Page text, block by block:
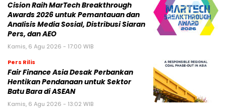
Cision Raih MarTech Breakthrough
Awards 2026 untuk Pemantauan dan
Analisis Media Sosial, Distribusi Siaran
Pers, dan AEO
Kamis, 6 Agu 2026 - 17:00 WIB
Pers Rilis
Fair Finance Asia Desak Perbankan
Hentikan Pendanaan untuk Sektor
Batu Bara di ASEAN
Kamis, 6 Agu 2026 - 13:02 WIB